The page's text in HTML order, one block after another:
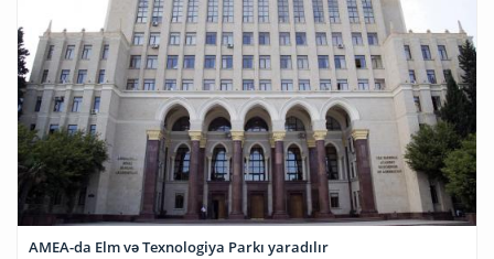
AMEA-da Elm və Texnologiya Parkı yaradılır